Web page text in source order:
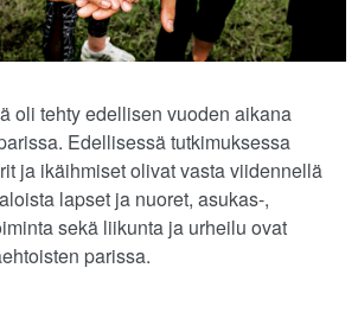
oli tehty edellisen vuoden aikana
Edellisessä tutkimuksessa
ja ikäihmiset olivat vasta viidennellä
lapset ja nuoret, asukas-,
sekä liikunta ja urheilu ovat
parissa.